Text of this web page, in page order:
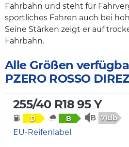
Fahrbahn und steht für
sportliches Fahren auch bei
Seine Stärken zeigt er auf
Fahrbahn.
Alle Größen
PZERO ROSSO
255/40 R18 95 Y
D B 71db
EU-Reifenlabel